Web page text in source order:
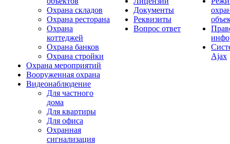
Охрана складов
Охрана ресторана
Охрана
коттеджей
Охрана банков
Охрана стройки
Охрана мероприятий
Вооруженная охрана
Видеонаблюдение
Для частного
дома
Для квартиры
Для офиса
Охранная
сигнализация
Документы
Реквизиты
Вопрос ответ
Ajax